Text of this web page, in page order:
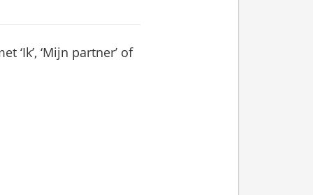
‘Ik’, ‘Mijn partner’ of